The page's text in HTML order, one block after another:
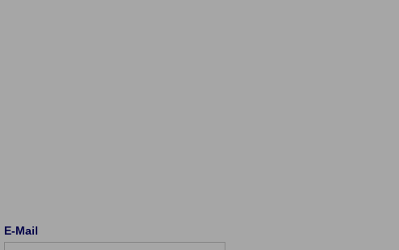
E-Mail